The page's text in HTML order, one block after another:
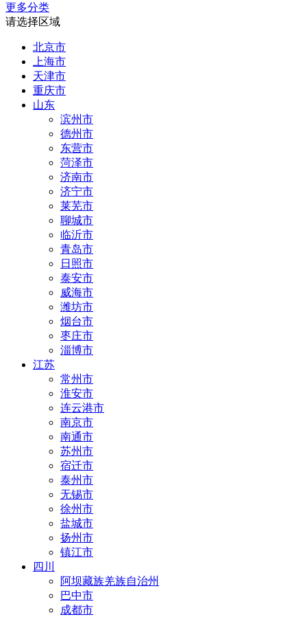
更多分类
请选择区域
北京市
上海市
天津市
重庆市
山东
滨州市
德州市
东营市
菏泽市
济南市
济宁市
莱芜市
聊城市
临沂市
青岛市
日照市
泰安市
威海市
潍坊市
烟台市
枣庄市
淄博市
江苏
常州市
淮安市
连云港市
南京市
南通市
苏州市
宿迁市
泰州市
无锡市
徐州市
盐城市
扬州市
镇江市
四川
阿坝藏族羌族自治州
巴中市
成都市